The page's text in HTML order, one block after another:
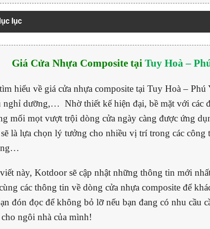
lục
Giá Cửa Nhựa Composite tại Tuy Hoà –
hiểu về giá cửa nhựa composite tại Tuy Hoà –
nghỉ dưỡng,… Nhờ thiết kế hiện đại, bề mặt với các
mối mọt vượt trội dòng cửa ngày càng được ứng
là lựa chọn lý tưởng cho nhiều vị trí trong các
này, Kotdoor sẽ cập nhật những thông tin mới
các thông tin về dòng cửa nhựa composite để
đón đọc để không bỏ lỡ nếu bạn đang có nhu cầu
ngôi nhà của mình!